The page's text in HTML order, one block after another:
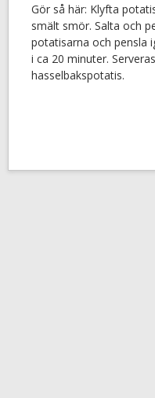
Gör så här: Klyfta
smält smör. Salta och
potatisarna och pensla
i ca 20 minuter.
hasselbakspotatis.